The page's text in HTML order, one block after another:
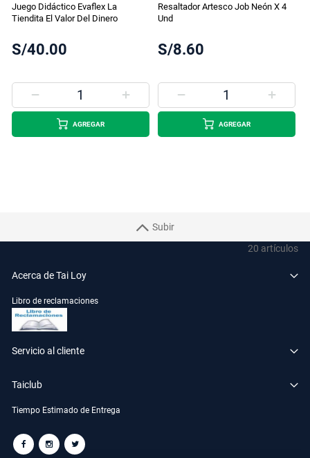
20 artículos
Juego Didáctico Evaflex La
Tiendita El Valor Del Dinero
S/40.00
AGREGAR
Resaltador Artesco Job Neón X 4
Und
S/8.60
AGREGAR
Subir
Acerca de Tai Loy
Libro de reclamaciones
Servicio al cliente
Taiclub
Tiempo Estimado de Entrega